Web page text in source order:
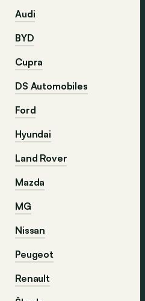
Audi
BYD
Cupra
DS Automobiles
Ford
Hyundai
Land Rover
Mazda
MG
Nissan
Peugeot
Renault